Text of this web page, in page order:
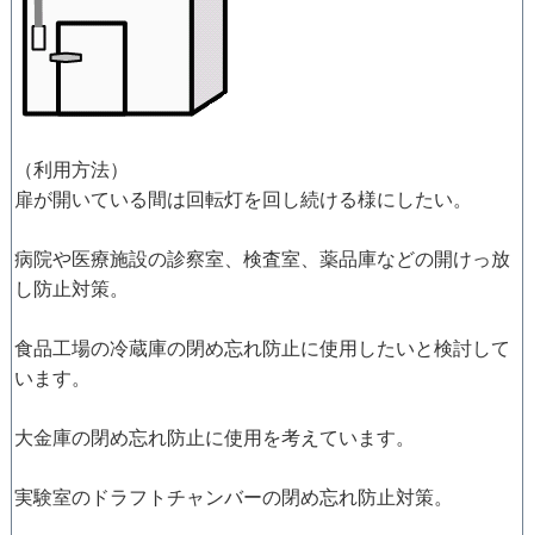
（利用方法）
扉が開いている間は回転灯を回し続ける様にしたい。
病院や医療施設の診察室、検査室、薬品庫などの開けっ放
し防止対策。
食品工場の冷蔵庫の閉め忘れ防止に使用したいと検討して
います。
大金庫の閉め忘れ防止に使用を考えています。
実験室のドラフトチャンバーの閉め忘れ防止対策。